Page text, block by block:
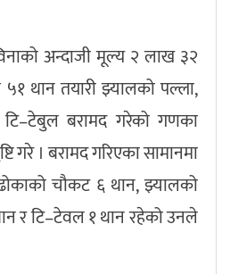
अन्दाजी मूल्य २ लाख ३२
थान तयारी झ्यालको पल्ला,
बरामद गरेको गणका
गरे । बरामद गरिएका सामानमा
चौकट ६ थान, झ्यालको
र टि–टेवल १ थान रहेको उनले